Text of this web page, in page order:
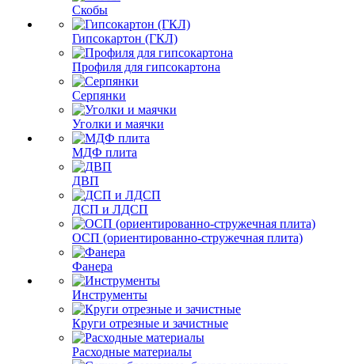
Скобы
Гипсокартон (ГКЛ)
Профиля для гипсокартона
Серпянки
Уголки и маячки
МДФ плита
ДВП
ДСП и ЛДСП
ОСП (ориентированно-стружечная плита)
Фанера
Инструменты
Круги отрезные и зачистные
Расходные материалы